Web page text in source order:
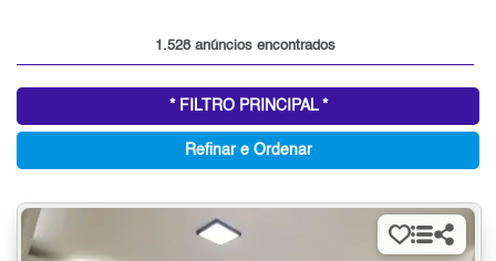
1.528 anúncios encontrados
* FILTRO PRINCIPAL *
Refinar e Ordenar